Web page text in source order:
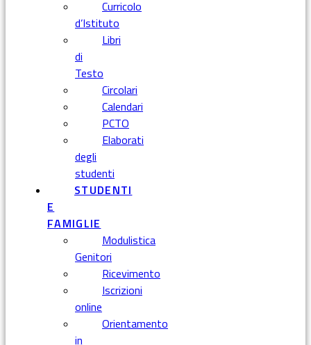
Curricolo
d’Istituto
Libri
di
Testo
Circolari
Calendari
PCTO
Elaborati
degli
studenti
STUDENTI
E
FAMIGLIE
Modulistica
Genitori
Ricevimento
Iscrizioni
online
Orientamento
in